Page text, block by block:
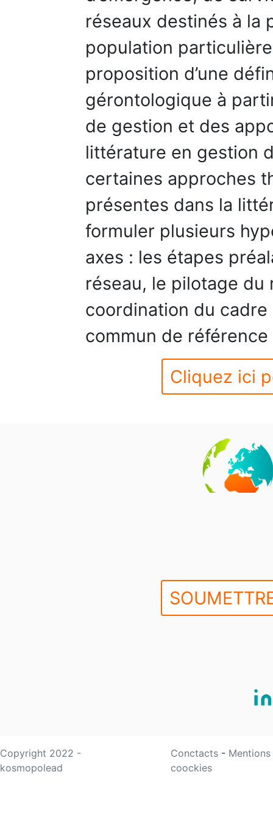
réseaux destinés à la
population
proposition d’une
gérontologique à
de gestion et des
littérature en gestion
certaines approches
présentes dans la
formuler plusieurs
axes : les étapes
réseau, le pilotage du
coordination du cadre
commun de
Cliquez ici
Copyright 2022 -
kosmopolead
Conctacts -
coockies